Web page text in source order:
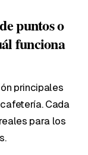
puntos o
funciona
principales
Cada
para los